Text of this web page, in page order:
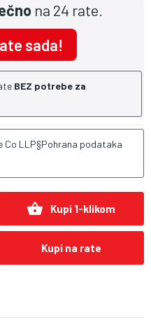
na 24 rate.
sada!
BEZ potrebe za
Co LLP§Pohrana podataka
shopping_basket Kupi 1-klikom
Kupi na rate